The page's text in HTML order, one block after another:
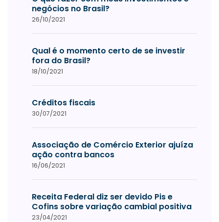
negócios no Brasil?
26/10/2021
Qual é o momento certo de se investir
fora do Brasil?
18/10/2021
Créditos fiscais
30/07/2021
Associação de Comércio Exterior ajuíza
ação contra bancos
16/06/2021
Receita Federal diz ser devido Pis e
Cofins sobre variação cambial positiva
23/04/2021